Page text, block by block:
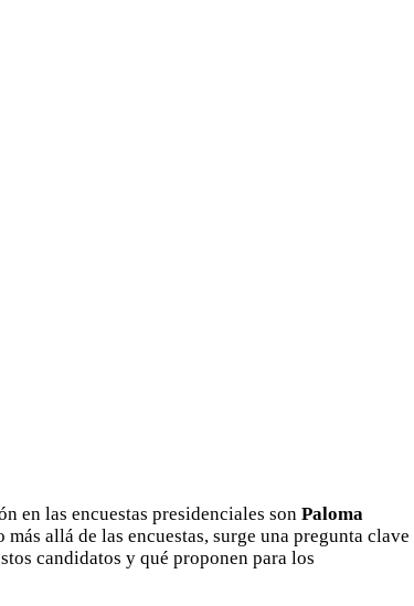
en las encuestas presidenciales son Paloma
más allá de las encuestas, surge una pregunta clave
candidatos y qué proponen para los